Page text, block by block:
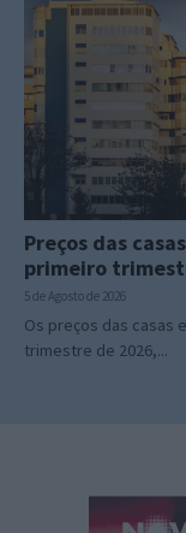
Preços das
primeiro
5 de Agosto de 2026
Os preços das casas
trimestre de 2026,...